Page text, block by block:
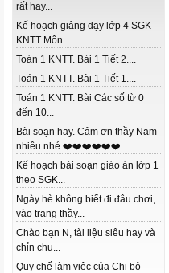
rất hay...
Kế hoạch giảng dạy lớp 4 SGK -
KNTT Môn...
Toán 1 KNTT. Bài 1 Tiết 2....
Toán 1 KNTT. Bài 1 Tiết 1....
Toán 1 KNTT. Bài Các số từ 0
đến 10...
Bài soạn hay. Cảm ơn thầy Nam
nhiều nhé ❤️❤️❤️❤️❤️❤️...
Kế hoạch bài soạn giáo án lớp 1
theo SGK...
Ngày hè không biết đi đâu chơi,
vào trang thầy...
Chào bạn N, tài liệu siêu hay và
chỉn chu...
Quy chế làm việc của Chi bộ